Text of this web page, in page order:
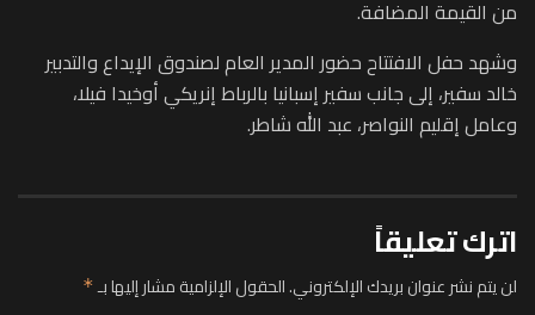
من القيمة المضافة.
وشهد حفل الافتتاح حضور المدير العام لصندوق الإيداع والتدبير
خالد سفير، إلى جانب سفير إسبانيا بالرباط إنريكي أوخيدا فيلا،
وعامل إقليم النواصر، عبد الله شاطر.
اترك تعليقاً
لن يتم نشر عنوان بريدك الإلكتروني.الحقول الإلزامية مشار إليها بـ*